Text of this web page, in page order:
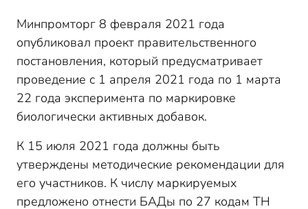
Минпромторг 8 февраля 2021 года
опубликовал проект правительственного
постановления, который предусматривает
проведение с 1 апреля 2021 года по 1 марта
22 года эксперимента по маркировке
биологически активных добавок.
К 15 июля 2021 года должны быть
утверждены методические рекомендации для
его участников. К числу маркируемых
предложено отнести БАДы по 27 кодам ТН